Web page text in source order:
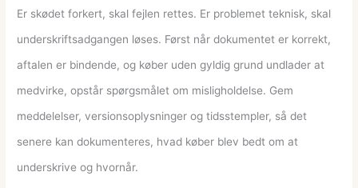
Er skødet forkert, skal fejlen rettes. Er problemet teknisk, skal
underskriftsadgangen løses. Først når dokumentet er korrekt,
aftalen er bindende, og køber uden gyldig grund undlader at
medvirke, opstår spørgsmålet om misligholdelse. Gem
meddelelser, versionsoplysninger og tidsstempler, så det
senere kan dokumenteres, hvad køber blev bedt om at
underskrive og hvornår.